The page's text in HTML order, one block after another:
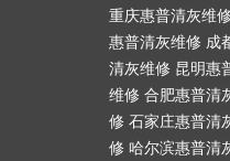
重庆惠普清灰维修
惠普清灰维修 成
清灰维修 昆明惠
维修 合肥惠普清
修 石家庄惠普清
修 哈尔滨惠普清